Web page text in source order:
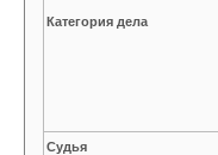
Категория дела
Судья